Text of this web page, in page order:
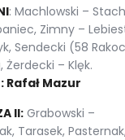
: Machlowski –
Zimny –
Sendecki (58
Żerdecki – Klęk.
Rafał Mazur
II: Grabowski –
Tarasek,